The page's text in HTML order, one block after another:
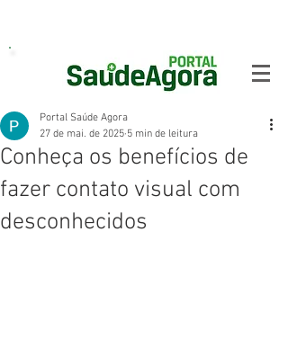
Conheça os benefícios de
fazer contato visual com
desconhecidos
Portal Saúde Agora
27 de mai. de 2025 5 min de leitura